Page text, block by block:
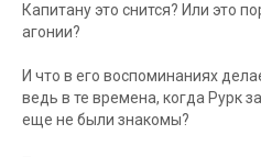
Капитану это снится? Или это
агонии?
И что в его воспоминаниях
ведь в те времена, когда Рурк
еще не были знакомы?